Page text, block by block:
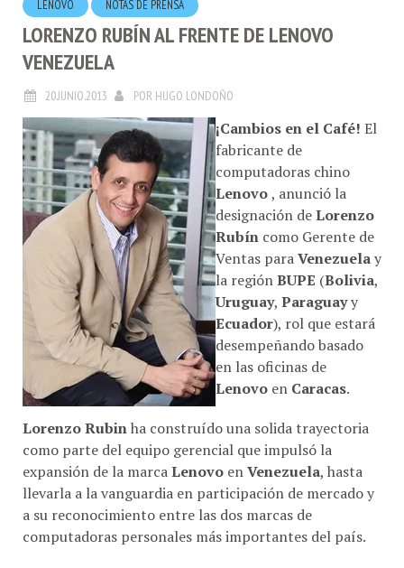
LORENZO RUBÍN AL FRENTE DE LENOVO
VENEZUELA
fabricante de
computadoras chino
Lenovo, anunció la
designación deLorenzo
Rubíncomo Gerente de
Ventas paraVenezuela
la regiónBUPE(Bolivia,
Uruguay,Paraguayy
Ecuador), rol que estará
desempeñando basado
en las oficinas de
LenovoenCaracas
Lorenzo Rubinha construído una solida trayectoria
como parte del equipo gerencial que impulsó la
expansión de la marca LenovoenVenezuela , hasta
llevarla a la vanguardia en participación de mercado y
a su reconocimiento entre las dos marcas de
computadoras personales más importantes del país.